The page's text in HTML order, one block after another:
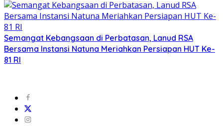
Semangat Kebangsaan di Perbatasan, Lanud RSA
Bersama Instansi Natuna Meriahkan Persiapan HUT Ke-
81 RI